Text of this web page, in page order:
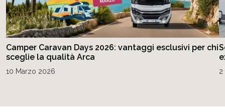
Camper Caravan Days 2026: vantaggi esclusivi per chi
sceglie la qualità Arca
10 Marzo 2026 2